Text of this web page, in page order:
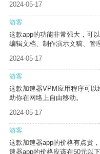
2024-05-17
游客
这款app的功能非常强大，可
编辑文档、制作演示文稿、管
2024-05-17
游客
这款加速器VPM应用程序可
助你在网络上自由移动。
2024-05-17
游客
这款加速器app的价格有点贵
速器app的价格应该在50元以